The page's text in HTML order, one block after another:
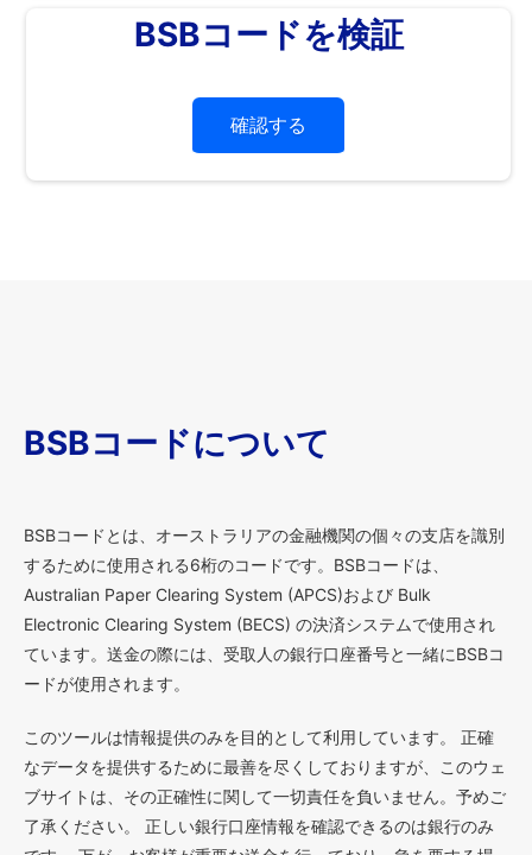
BSBコードを検証
確認する
BSBコードについて
BSBコードとは、オーストラリアの金融機関の個々の支店を識別
するために使用される6桁のコードです。BSBコードは、
Australian Paper Clearing System (APCS)および Bulk
Electronic Clearing System (BECS) の決済システムで使用され
ています。送金の際には、受取人の銀行口座番号と一緒にBSBコ
ードが使用されます。
このツールは情報提供のみを目的として利用しています。 正確
なデータを提供するために最善を尽くしておりますが、このウェ
ブサイトは、その正確性に関して一切責任を負いません。予めご
了承ください。 正しい銀行口座情報を確認できるのは銀行のみ